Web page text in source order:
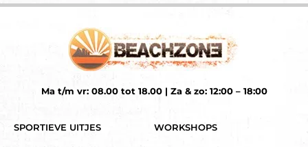
Ma t/m vr: 08.00 tot 18.00 | Za & zo: 12:00 – 18:00
SPORTIEVE UITJES WORKSHOPS